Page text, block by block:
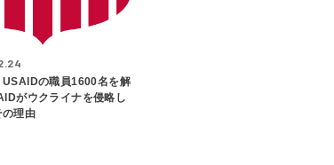
USAIDの職員1600名を解
がウクライナを侵略し
の理由